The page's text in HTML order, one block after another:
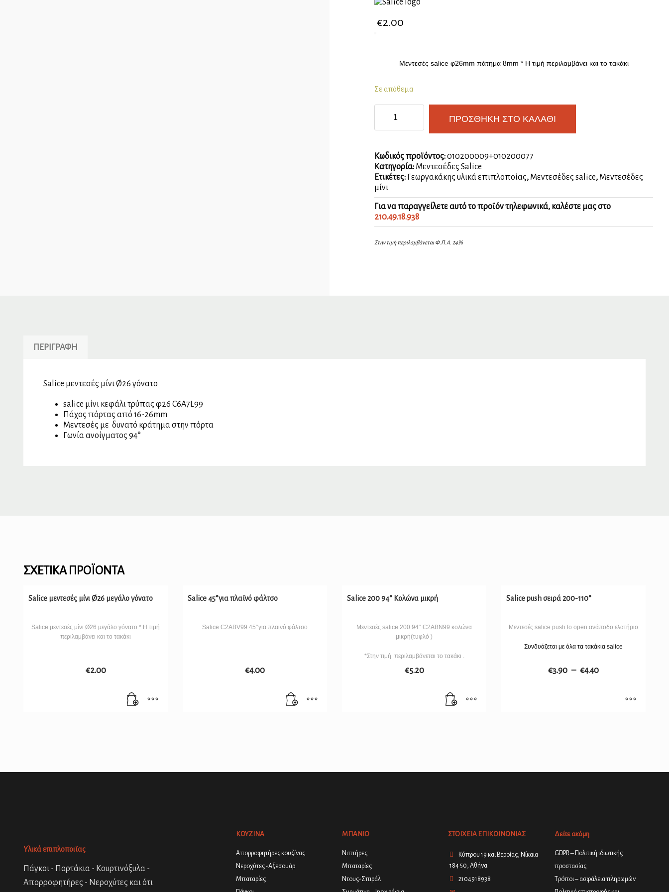
€2.00
Μεντεσές salice φ26mm πάτημα 8mm * Η τιμή περιλαμβάνει και το τακάκι
Σε απόθεμα
μεντεσές
μίνι
γόνατο
ποσότητα
ΠΡΟΣΘΉΚΗ ΣΤΟ ΚΑΛΆΘΙ
Κωδικός προϊόντος:010200009+010200077
Κατηγορία: Μεντεσέδες Salice
Ετικέτες:
Γεωργακάκης υλικά επιπλοποίας, Μεντεσέδες salice, Μεντεσέδες
μίνι
Για να παραγγείλετε αυτό το προϊόν τηλεφωνικά, καλέστε μας στο
210.49.18.938
Στην τιμή περιλαμβάνεται Φ.Π.Α. 24%
ΠΕΡΙΓΡΑΦΉ
Salice μεντεσές μίνι Ø26 γόνατο
salice μίνι κεφάλι τρύπας φ26 C6A7L99
Πάχος πόρτας από 16-26mm
Μεντεσές με δυνατό κράτημα στην πόρτα
Γωνία ανοίγματος 94°
ΣΧΕΤΙΚΆ ΠΡΟΪΌΝΤΑ
Salice μεντεσές μίνι Ø26 μεγάλο γόνατο
Salice μεντεσές μίνι Ø26 μεγάλο γόνατο * Η τιμή
περιλαμβάνει και το τακάκι
€2.00
Salice 45°για πλαϊνό φάλτσο
Salice C2ABV99 45°για πλαινό φάλτσο
€4.00
Salice 200 94° Κολώνα μικρή
Μεντεσές salice 200 94° C2ABN99 κολώνα
μικρή(τυφλό )
*Στην τιμή περιλαμβάνεται το τακάκι .
€5.20
Salice push σειρά 200-110°
Μεντεσές salice push to open ανάποδο ελατήριο
Συνδυάζεται με όλα τα τακάκια salice
€3.90 – €4.40
Υλικά επιπλοποιϊας
Πάγκοι - Πορτάκια - Κουρτινόξυλα -
Απορροφητήρες - Νεροχύτες και ότι
ΚΟΥΖΙΝΑ
Απορροφητήρες κουζίνας
Νεροχύτες -Αξεσουάρ
Μπαταρίες
ΜΠΑΝΙΟ
Νιπτήρες
Μπαταρίες
Ντους-Σπιράλ
ΣΤΟΙΧΕΙΑ ΕΠΙΚΟΙΝΩΝΙΑΣ
Κύπρου 19 και Βεροίας, Νίκαια
184 50, Αθήνα
2104918938
Δείτε ακόμη
GDPR – Πολιτική ιδιωτικής
προστασίας
Τρόποι – ασφάλεια πληρωμών